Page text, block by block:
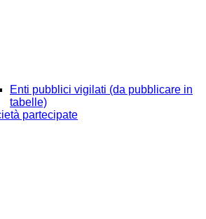
Enti pubblici vigilati (da pubblicare in
tabelle)
partecipate